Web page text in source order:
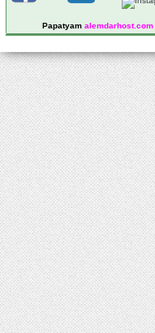
Papatyam alemdarhost.com